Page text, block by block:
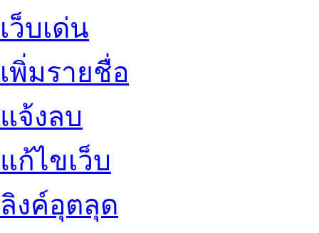
เว็บเด่น
เพิ่มรายชื่อ
แจ้งลบ
แก้ไขเว็บ
ลิงค์อุตลุด